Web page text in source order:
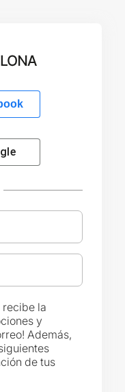
recibe la
y
Además,
de tus